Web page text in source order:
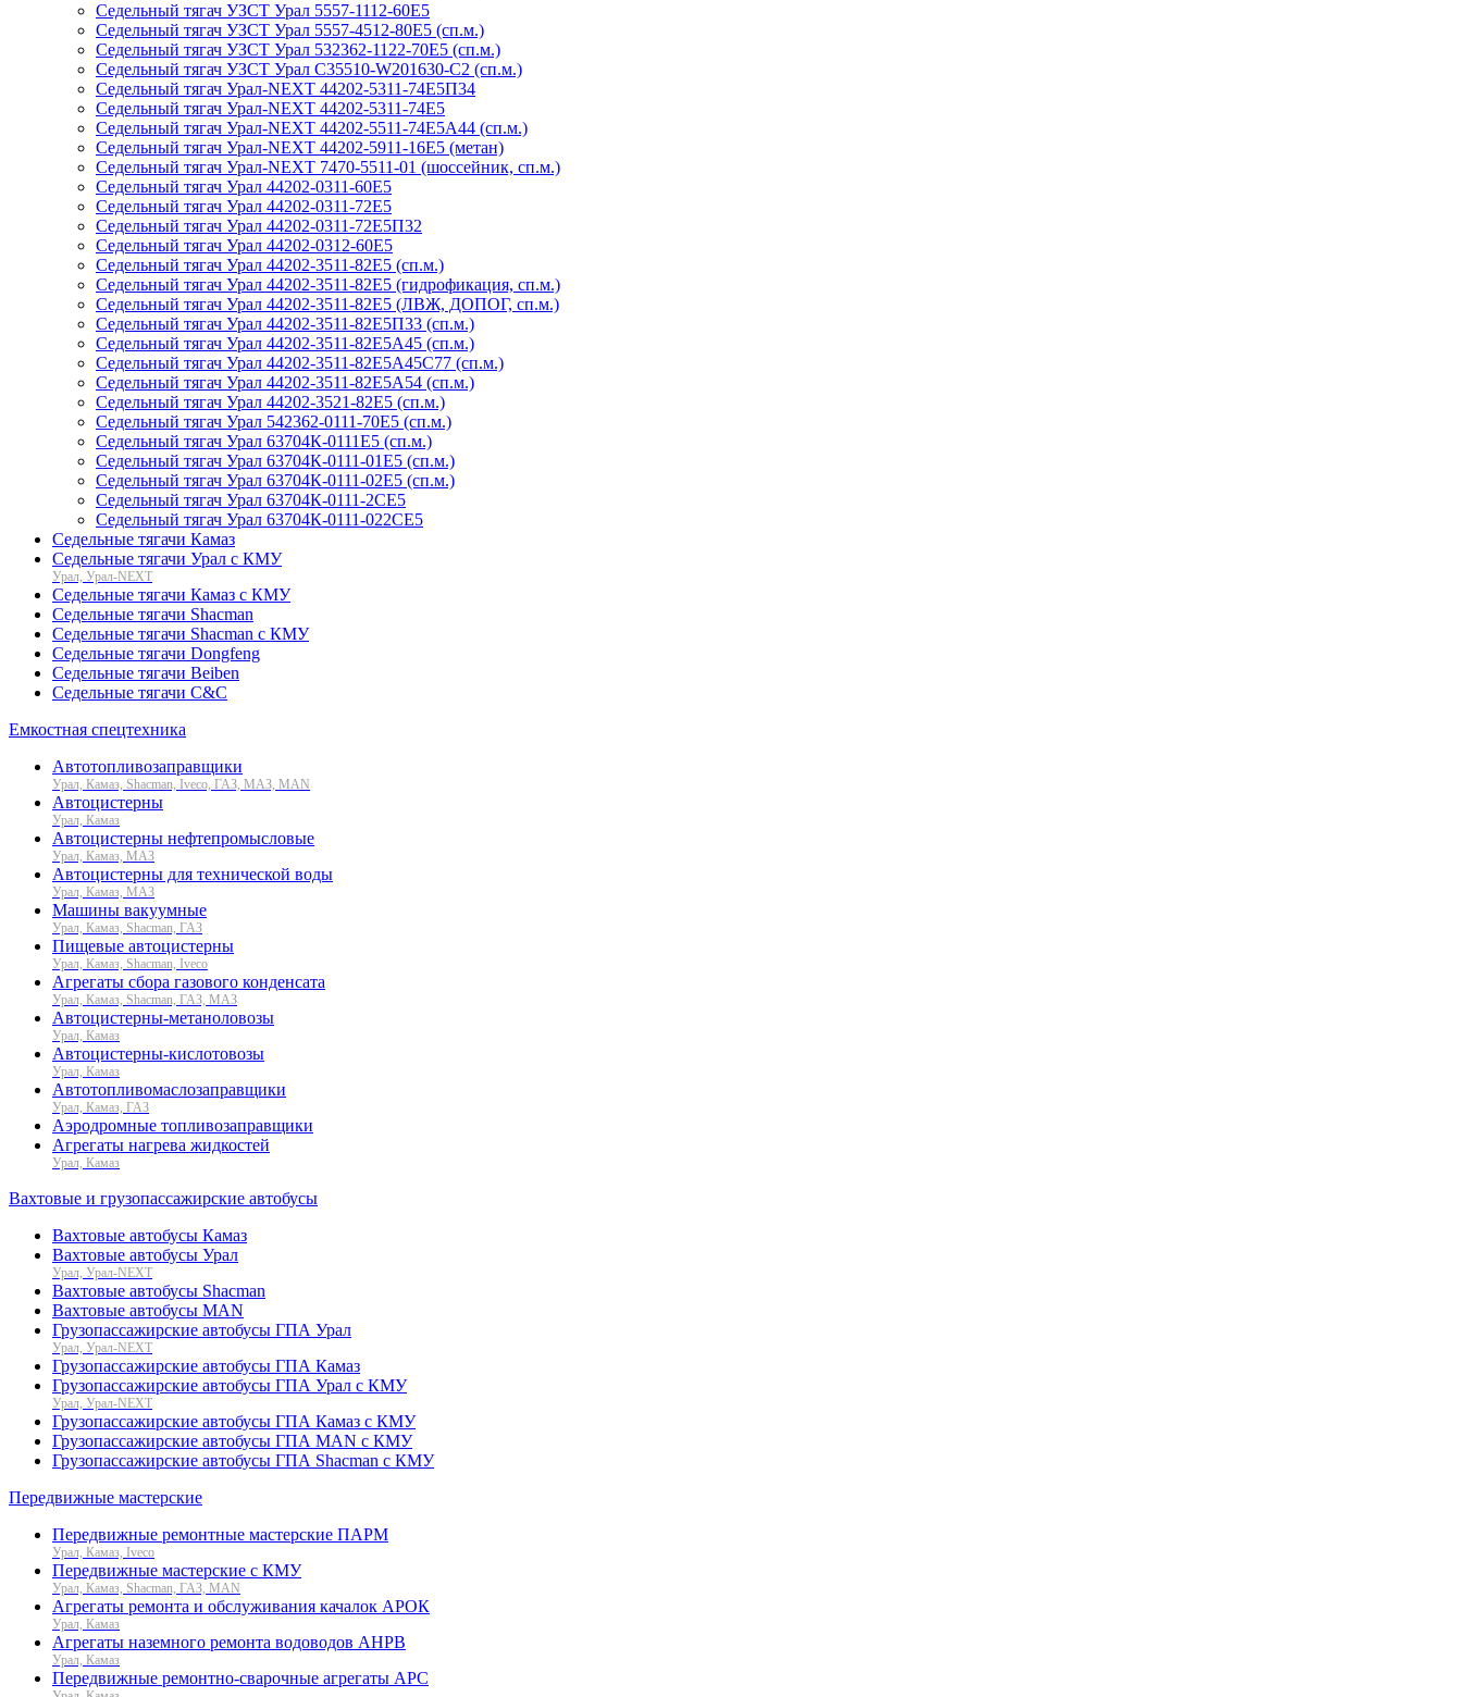
Седельный тягач УЗСТ Урал 5557-1112-60Е5
Седельный тягач УЗСТ Урал 5557-4512-80Е5 (сп.м.)
Седельный тягач УЗСТ Урал 532362-1122-70Е5 (сп.м.)
Седельный тягач УЗСТ Урал С35510-W201630-C2 (сп.м.)
Седельный тягач Урал-NEXT 44202-5311-74Е5П34
Седельный тягач Урал-NEXT 44202-5311-74Е5
Седельный тягач Урал-NEXT 44202-5511-74Е5А44 (сп.м.)
Седельный тягач Урал-NEXT 44202-5911-16Е5 (метан)
Седельный тягач Урал-NEXT 7470-5511-01 (шоссейник, сп.м.)
Седельный тягач Урал 44202-0311-60Е5
Седельный тягач Урал 44202-0311-72Е5
Седельный тягач Урал 44202-0311-72Е5П32
Седельный тягач Урал 44202-0312-60Е5
Седельный тягач Урал 44202-3511-82Е5 (сп.м.)
Седельный тягач Урал 44202-3511-82Е5 (гидрофикация, сп.м.)
Седельный тягач Урал 44202-3511-82Е5 (ЛВЖ, ДОПОГ, сп.м.)
Седельный тягач Урал 44202-3511-82Е5П33 (сп.м.)
Седельный тягач Урал 44202-3511-82Е5А45 (сп.м.)
Седельный тягач Урал 44202-3511-82Е5А45С77 (сп.м.)
Седельный тягач Урал 44202-3511-82Е5А54 (сп.м.)
Седельный тягач Урал 44202-3521-82Е5 (сп.м.)
Седельный тягач Урал 542362-0111-70Е5 (сп.м.)
Седельный тягач Урал 63704К-0111Е5 (сп.м.)
Седельный тягач Урал 63704К-0111-01Е5 (сп.м.)
Седельный тягач Урал 63704К-0111-02Е5 (сп.м.)
Седельный тягач Урал 63704К-0111-2СЕ5
Седельный тягач Урал 63704К-0111-022СЕ5
Седельные тягачи Камаз
Седельные тягачи Урал с КМУ
Урал, Урал-NEXT
Седельные тягачи Камаз с КМУ
Седельные тягачи Shacman
Седельные тягачи Shacman с КМУ
Седельные тягачи Dongfeng
Седельные тягачи Beiben
Седельные тягачи C&C
Емкостная спецтехника
Автотопливозаправщики
Урал, Камаз, Shacman, Iveco, ГАЗ, МАЗ, MAN
Автоцистерны
Урал, Камаз
Автоцистерны нефтепромысловые
Урал, Камаз, МАЗ
Автоцистерны для технической воды
Урал, Камаз, МАЗ
Машины вакуумные
Урал, Камаз, Shacman, ГАЗ
Пищевые автоцистерны
Урал, Камаз, Shacman, Iveco
Агрегаты сбора газового конденсата
Урал, Камаз, Shacman, ГАЗ, МАЗ
Автоцистерны-метаноловозы
Урал, Камаз
Автоцистерны-кислотовозы
Урал, Камаз
Автотопливомаслозаправщики
Урал, Камаз, ГАЗ
Аэродромные топливозаправщики
Агрегаты нагрева жидкостей
Урал, Камаз
Вахтовые и грузопассажирские автобусы
Вахтовые автобусы Камаз
Вахтовые автобусы Урал
Урал, Урал-NEXT
Вахтовые автобусы Shacman
Вахтовые автобусы MAN
Грузопассажирские автобусы ГПА Урал
Урал, Урал-NEXT
Грузопассажирские автобусы ГПА Камаз
Грузопассажирские автобусы ГПА Урал с КМУ
Урал, Урал-NEXT
Грузопассажирские автобусы ГПА Камаз с КМУ
Грузопассажирские автобусы ГПА MAN с КМУ
Грузопассажирские автобусы ГПА Shacman с КМУ
Передвижные мастерские
Передвижные ремонтные мастерские ПАРМ
Урал, Камаз, Iveco
Передвижные мастерские с КМУ
Урал, Камаз, Shacman, ГАЗ, MAN
Агрегаты ремонта и обслуживания качалок АРОК
Урал, Камаз
Агрегаты наземного ремонта водоводов АНРВ
Урал, Камаз
Передвижные ремонтно-сварочные агрегаты АРС